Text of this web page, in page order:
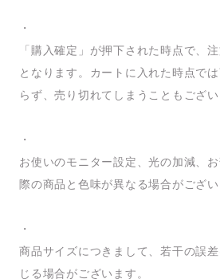
・
「購入確定」が押下された時点で、
となります。カートに入れた時点で
らず、売り切れてしまうこともござい
・
お使いのモニター設定、光の加減、
際の商品と色味が異なる場合がござい
・
商品サイズにつきまして、若干の誤
じる場合がございます。